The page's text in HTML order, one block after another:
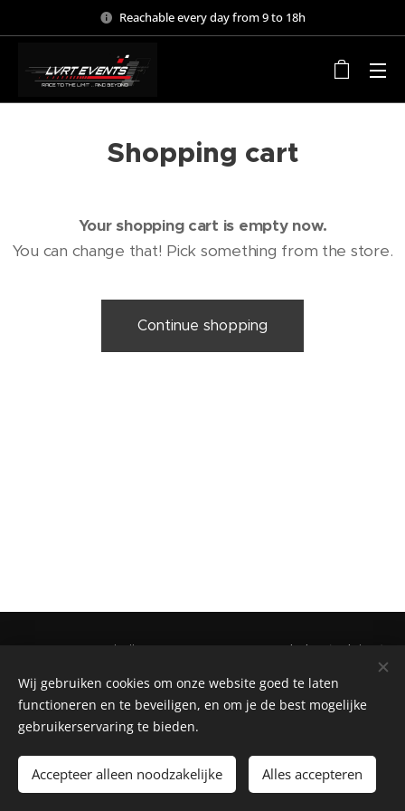
Reachable every day from 9 to 18h
Shopping cart
Your shopping cart is empty now.
You can change that! Pick something from the store.
Continue shopping
Events, Priorijstraat 24, 3630 Maasmechelen (Belgium),
Cookies
Nederlands
English Français
Wij gebruiken cookies om onze website goed te laten
functioneren en te beveiligen, en om je de best mogelijke
gebruikerservaring te bieden.
Accepteer alleen noodzakelijke Alles accepteren